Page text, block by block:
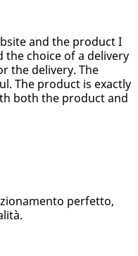
and the product I
choice of a delivery
the delivery. The
The product is exactly
both the product and
perfetto,